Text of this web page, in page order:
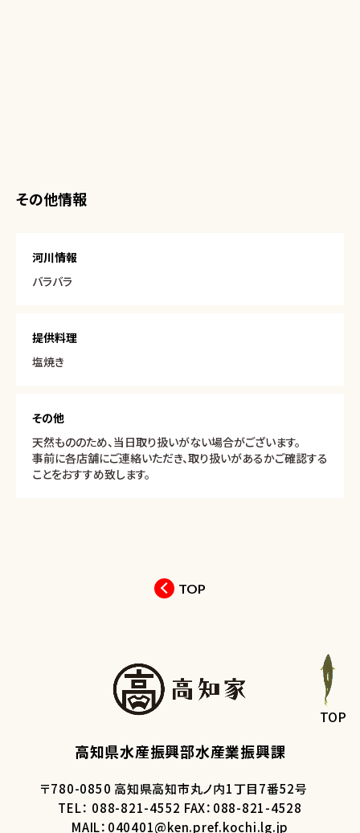
その他情報
河川情報
バラバラ
提供料理
塩焼き
その他
天然もののため、当日取り扱いがない場合がございます。
事前に各店舗にご連絡いただき、取り扱いがあるかご確認する
ことをおすすめ致します。
TOP
高知県水産振興部水産業振興課
〒780-0850 高知県高知市丸ノ内1丁目7番52号
TEL： 088-821-4552 FAX：088-821-4528
MAIL：040401@ken.pref.kochi.lg.jp
TOP